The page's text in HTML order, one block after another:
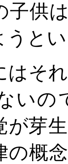
子供
うと
はそ
いの
が芽
の概